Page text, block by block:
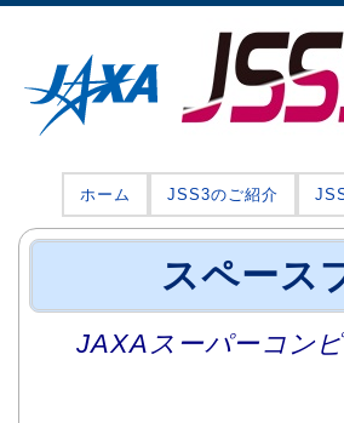
ホーム JSS3のご紹介
スペース
JAXAスーパーコン